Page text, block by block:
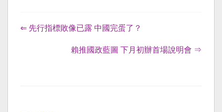
⇐ 先行指標敗像已露 中國完蛋了？
賴推國政藍圖 下月初辦首場說明會 ⇒